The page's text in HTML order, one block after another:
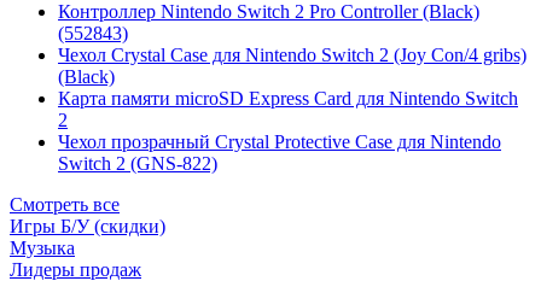
Контроллер Nintendo Switch 2 Pro Controller (Black)
(552843)
Чехол Сrystal Сase для Nintendo Switch 2 (Joy Con/4 gribs)
(Black)
Карта памяти microSD Express Card для Nintendo Switch
2
Чехол прозрачный Crystal Protective Case для Nintendo
Switch 2 (GNS-822)
Смотреть все
Игры Б/У (скидки)
Музыка
Лидеры продаж